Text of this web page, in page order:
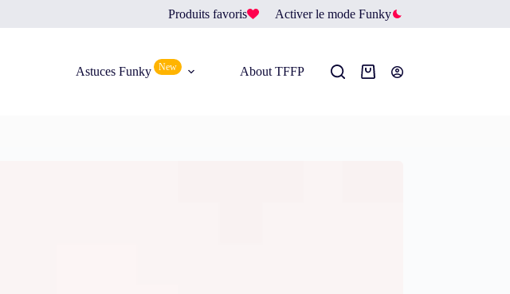
Produits favoris Activer le mode Funky
Astuces Funky New About TFFP